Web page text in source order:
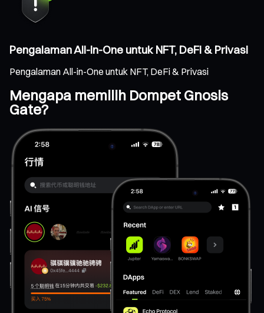
Pengalaman All-in-One untuk NFT, DeFi & Privasi
Pengalaman All-in-One untuk NFT, DeFi & Privasi
Mengapa memilih Dompet Gnosis
Gate?